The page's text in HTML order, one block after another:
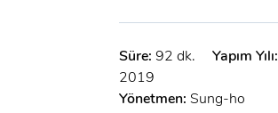
Süre: 92 dk.
Yapım Yılı:
2019
Yönetmen: Sung-ho